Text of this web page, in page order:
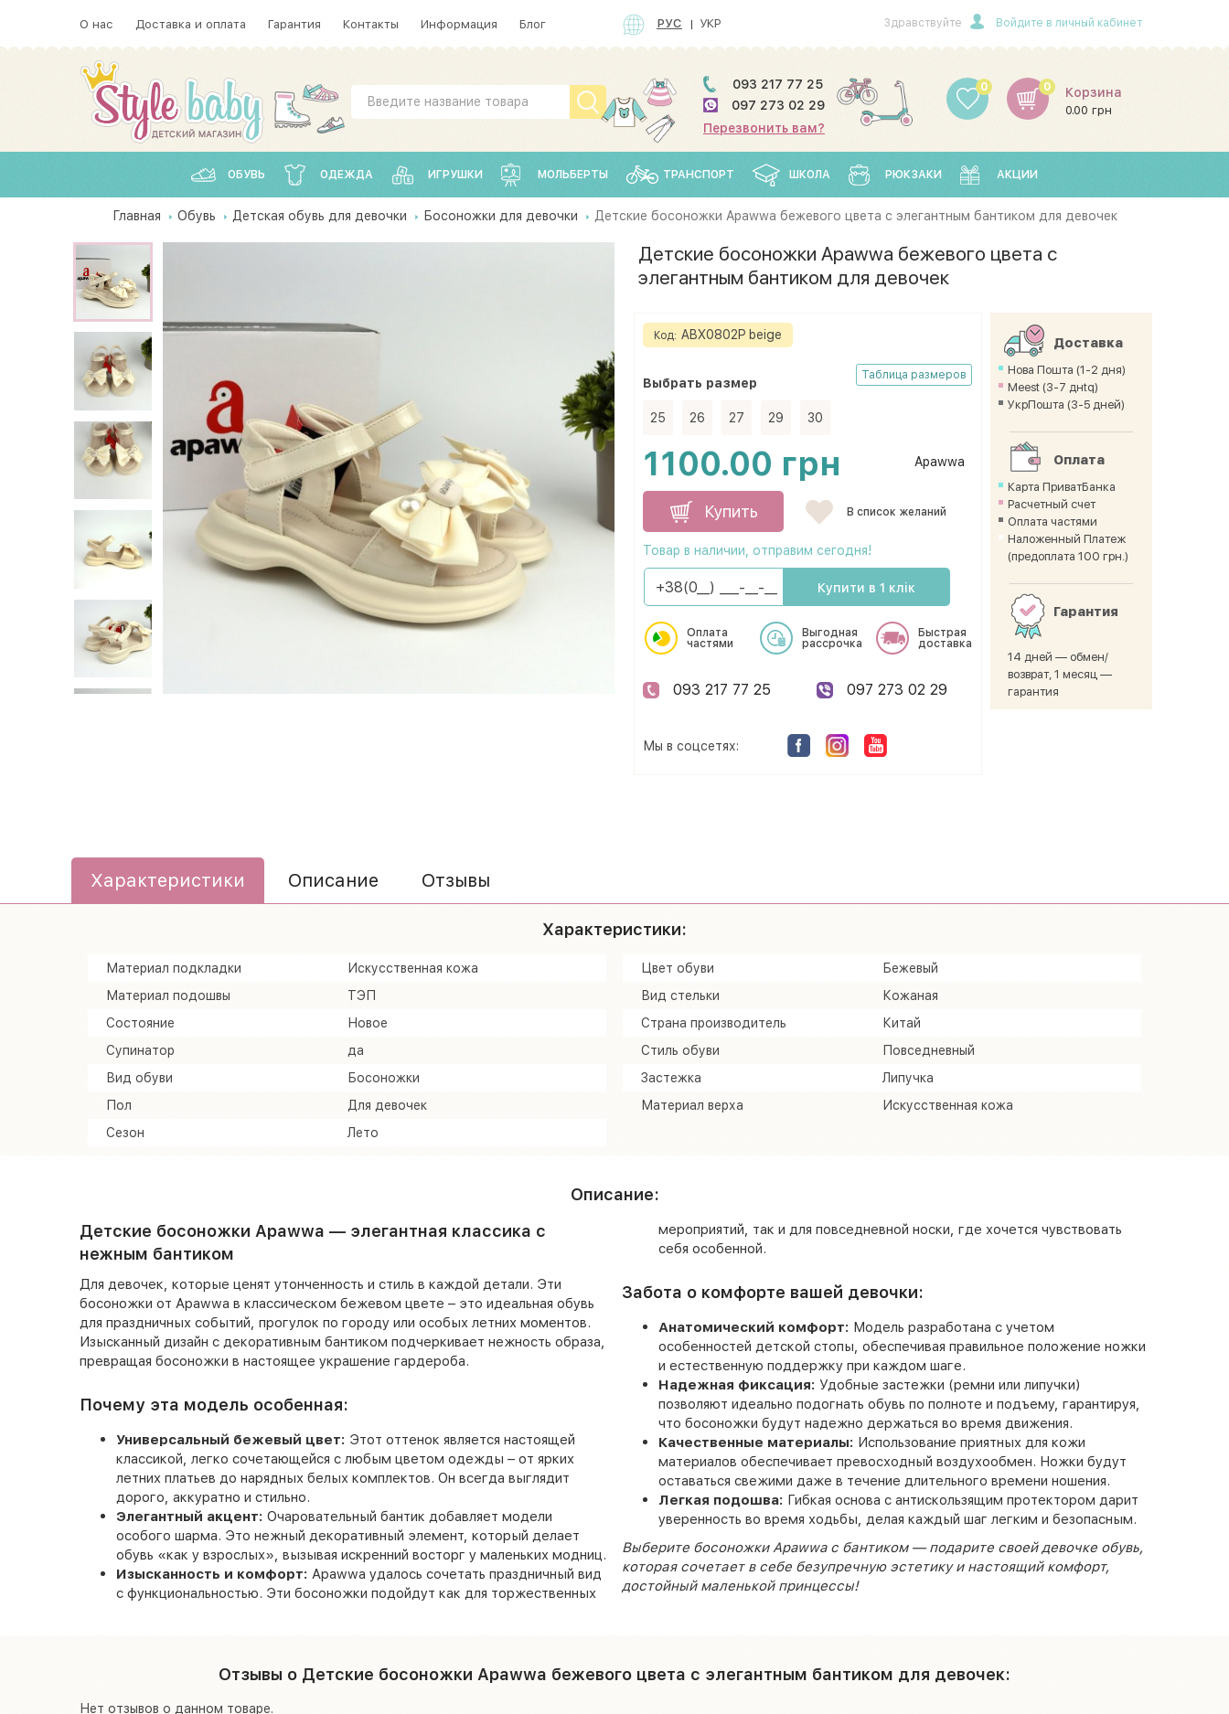
О нас Доставка и оплата Гарантия Контакты Информация Блог РУС УКР Здравствуйте Войдите в личный кабинет
093 217 77 25
097 273 02 29
Перезвонить вам?
0 Корзина
0.00 грн
0
ОБУВЬ ОДЕЖДА ИГРУШКИ МОЛЬБЕРТЫ ТРАНСПОРТ ШКОЛА РЮКЗАКИ АКЦИИ
Главная Обувь Детская обувь для девочки Босоножки для девочки Детские босоножки Apawwa бежевого цвета с элегантным бантиком для девочек
Детские босоножки Apawwa бежевого цвета с
элегантным бантиком для девочек
Код: ABX0802P beige
Таблица размеров
Выбрать размер
25 26 27 29 30
1100.00 грн Apawwa
Купить В список желаний
Товар в наличии, отправим сегодня!
Купити в 1 клік
Оплата
частями
Выгодная
рассрочка
Быстрая
доставка
093 217 77 25 097 273 02 29
Мы в соцсетях:
Доставка
Нова Пошта (1-2 дня)
Meest (3-7 днtq)
УкрПошта (3-5 дней)
Оплата
Карта ПриватБанка
Расчетный счет
Оплата частями
Наложенный Платеж
(предоплата 100 грн.)
Гарантия
14 дней — обмен/
возврат, 1 месяц —
гарантия
Характеристики Описание Отзывы
Характеристики:
Материал подкладки
Искусственная кожа
Материал подошвы
ТЭП
Состояние
Новое
Супинатор
да
Вид обуви
Босоножки
Пол
Для девочек
Сезон
Лето
Цвет обуви
Бежевый
Вид стельки
Кожаная
Страна производитель
Китай
Стиль обуви
Повседневный
Застежка
Липучка
Материал верха
Искусственная кожа
Описание:
Детские босоножки Apawwa — элегантная классика с
нежным бантиком
Для девочек, которые ценят утонченность и стиль в каждой детали. Эти
босоножки от Apawwa в классическом бежевом цвете – это идеальная обувь
для праздничных событий, прогулок по городу или особых летних моментов.
Изысканный дизайн с декоративным бантиком подчеркивает нежность образа,
превращая босоножки в настоящее украшение гардероба.
Почему эта модель особенная:
Универсальный бежевый цвет: Этот оттенок является настоящей
классикой, легко сочетающейся с любым цветом одежды – от ярких
летних платьев до нарядных белых комплектов. Он всегда выглядит
дорого, аккуратно и стильно.
Элегантный акцент: Очаровательный бантик добавляет модели
особого шарма. Это нежный декоративный элемент, который делает
обувь «как у взрослых», вызывая искренний восторг у маленьких модниц.
Изысканность и комфорт: Apawwa удалось сочетать праздничный вид
с функциональностью. Эти босоножки подойдут как для торжественных
мероприятий, так и для повседневной носки, где хочется чувствовать
себя особенной.
Забота о комфорте вашей девочки:
Анатомический комфорт: Модель разработана с учетом
особенностей детской стопы, обеспечивая правильное положение ножки
и естественную поддержку при каждом шаге.
Надежная фиксация: Удобные застежки (ремни или липучки)
позволяют идеально подогнать обувь по полноте и подъему, гарантируя,
что босоножки будут надежно держаться во время движения.
Качественные материалы: Использование приятных для кожи
материалов обеспечивает превосходный воздухообмен. Ножки будут
оставаться свежими даже в течение длительного времени ношения.
Легкая подошва: Гибкая основа с антискользящим протектором дарит
уверенность во время ходьбы, делая каждый шаг легким и безопасным.
Выберите босоножки Apawwa с бантиком — подарите своей девочке обувь,
которая сочетает в себе безупречную эстетику и настоящий комфорт,
достойный маленькой принцессы!
Отзывы о Детские босоножки Apawwa бежевого цвета с элегантным бантиком для девочек:
Нет отзывов о данном товаре.